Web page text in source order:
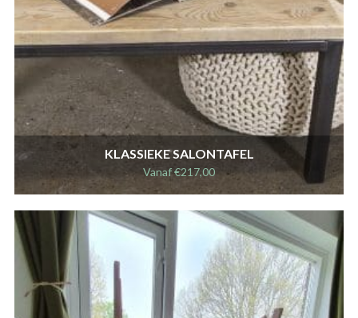
KLASSIEKE SALONTAFEL
Vanaf€217,00